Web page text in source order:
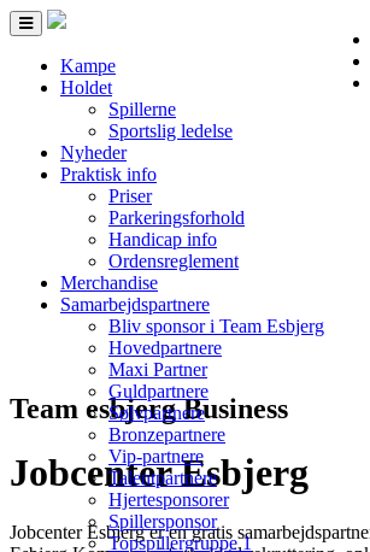
Toggle
navigation
Kampe
Holdet
Spillerne
Sportslig ledelse
Nyheder
Praktisk info
Priser
Parkeringsforhold
Handicap info
Ordensreglement
Merchandise
Samarbejdspartnere
Bliv sponsor i Team Esbjerg
Hovedpartnere
Maxi Partner
Guldpartnere
Sølvpartnere
Bronzepartnere
Vip-partnere
Talentpartnere
Hjertesponsorer
Spillersponsor
Topspillergruppe 1
Team esbjerg Business
Jobcenter Esbjerg
Jobcenter Esbjerg er en gratis